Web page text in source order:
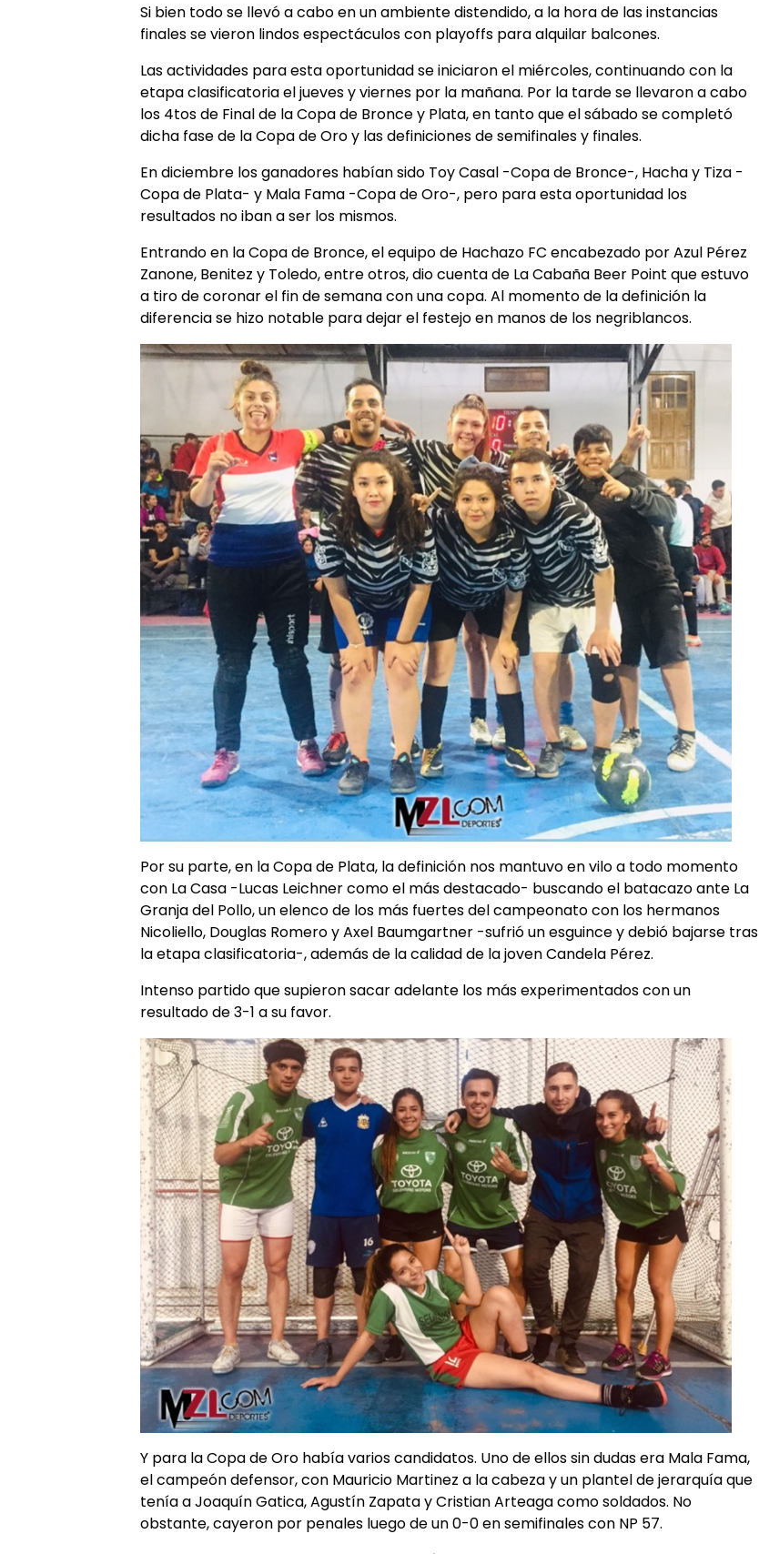
Si bien todo se llevó a cabo en un ambiente distendido, a la hora de las instancias
finales se vieron lindos espectáculos con playoffs para alquilar balcones.
Las actividades para esta oportunidad se iniciaron el miércoles, continuando con la
etapa clasificatoria el jueves y viernes por la mañana. Por la tarde se llevaron a cabo
los 4tos de Final de la Copa de Bronce y Plata, en tanto que el sábado se completó
dicha fase de la Copa de Oro y las definiciones de semifinales y finales.
En diciembre los ganadores habían sido Toy Casal -Copa de Bronce-, Hacha y Tiza -
Copa de Plata- y Mala Fama -Copa de Oro-, pero para esta oportunidad los
resultados no iban a ser los mismos.
Entrando en la Copa de Bronce, el equipo de Hachazo FC encabezado por Azul Pérez
Zanone, Benitez y Toledo, entre otros, dio cuenta de La Cabaña Beer Point que estuvo
a tiro de coronar el fin de semana con una copa. Al momento de la definición la
diferencia se hizo notable para dejar el festejo en manos de los negriblancos.
Por su parte, en la Copa de Plata, la definición nos mantuvo en vilo a todo momento
con La Casa -Lucas Leichner como el más destacado- buscando el batacazo ante La
Granja del Pollo, un elenco de los más fuertes del campeonato con los hermanos
Nicoliello, Douglas Romero y Axel Baumgartner -sufrió un esguince y debió bajarse tras
la etapa clasificatoria-, además de la calidad de la joven Candela Pérez.
Intenso partido que supieron sacar adelante los más experimentados con un
resultado de 3-1 a su favor.
Y para la Copa de Oro había varios candidatos. Uno de ellos sin dudas era Mala Fama,
el campeón defensor, con Mauricio Martinez a la cabeza y un plantel de jerarquía que
tenía a Joaquín Gatica, Agustín Zapata y Cristian Arteaga como soldados. No
obstante, cayeron por penales luego de un 0-0 en semifinales con NP 57.